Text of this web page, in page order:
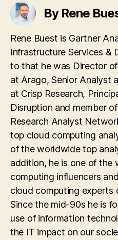
By Rene
Rene Buest is Gartner
Infrastructure Services &
to that he was Director
at Arago, Senior Analyst
at Crisp Research,
Disruption and member
Research Analyst
top cloud computing
of the worldwide top
addition, he is one of the
computing influencers
cloud computing experts
Since the mid-90s he is
use of information
the IT impact on our